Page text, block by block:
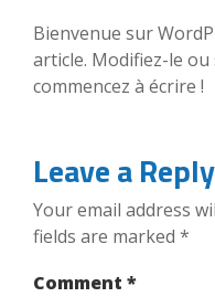
Bienvenue sur
article. Modifiez-le
commencez à écrire !
Leave a Reply
Your email address
fields are marked *
Comment *